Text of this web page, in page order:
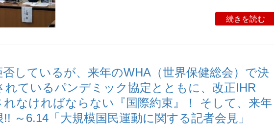
続きを読む
否しているが、来年のWHA（世界保健総会）で決
れているパンデミック協定とともに、改正IHR
れなければならない『国際約束』！ そして、来年
～6.14「大規模国民運動に関する記者会見」